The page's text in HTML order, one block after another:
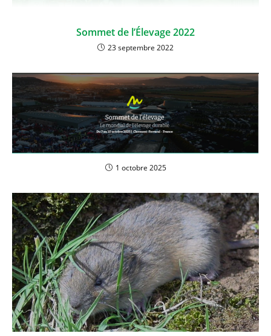
Sommet de l’Élevage 2022
23 septembre 2022
1 octobre 2025